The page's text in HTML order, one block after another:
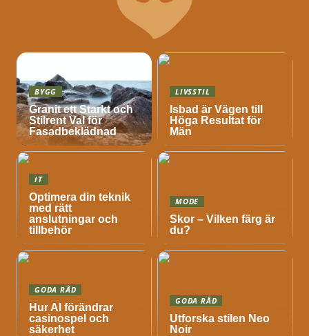
BYGG
Granit ett Starkt och
Stilrent Val för
Fasadbeklädnad
LIVSSTIL
Isbad är Vägen till
Höga Resultat för
Män
IT
Optimera din teknik
med rätt
anslutningar och
tillbehör
MODE
Skor – Vilken färg är
du?
GODA RÅD
Hur AI förändrar
casinospel och
säkerhet
GODA RÅD
Utforska stilen Neo
Noir